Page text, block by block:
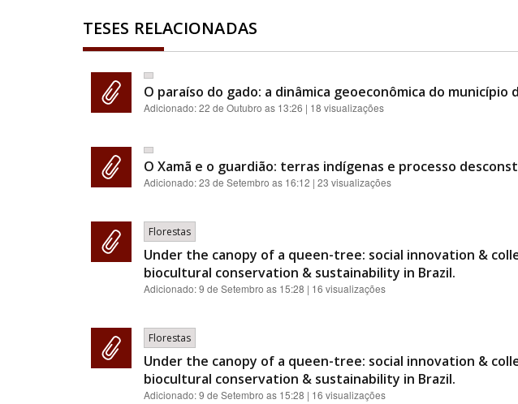
TESES RELACIONADAS
O paraíso do gado: a dinâmica geoeconômica do município
Adicionado:22 de Outubro as 13:26 | 18 visualizações
O Xamã e o guardião: terras indígenas e processo
Adicionado:23 de Setembro as 16:12 | 23 visualizações
Florestas
Under the canopy of a queen-tree: social innovation &
biocultural conservation & sustainability in Brazil.
Adicionado:9 de Setembro as 15:28 | 16 visualizações
Florestas
Under the canopy of a queen-tree: social innovation &
biocultural conservation & sustainability in Brazil.
Adicionado:9 de Setembro as 15:28 | 16 visualizações